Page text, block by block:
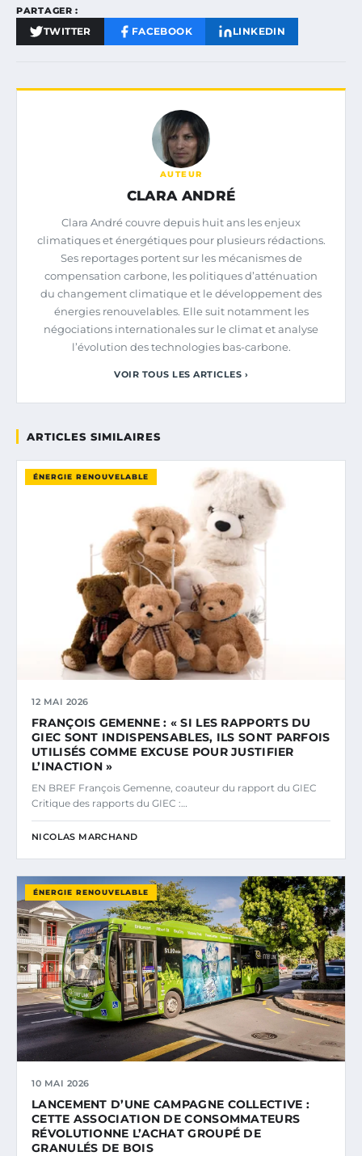
PARTAGER :
TWITTER FACEBOOK LINKEDIN
AUTEUR
CLARA ANDRÉ
Clara André couvre depuis huit ans les enjeux
climatiques et énergétiques pour plusieurs rédactions.
Ses reportages portent sur les mécanismes de
compensation carbone, les politiques d’atténuation
du changement climatique et le développement des
énergies renouvelables. Elle suit notamment les
négociations internationales sur le climat et analyse
l’évolution des technologies bas-carbone.
VOIR TOUS LES ARTICLES ›
ARTICLES SIMILAIRES
ÉNERGIE RENOUVELABLE
12 MAI 2026
FRANÇOIS GEMENNE : « SI LES RAPPORTS DU
GIEC SONT INDISPENSABLES, ILS SONT PARFOIS
UTILISÉS COMME EXCUSE POUR JUSTIFIER
L’INACTION »
EN BREF François Gemenne, coauteur du rapport du GIEC
Critique des rapports du GIEC :…
NICOLAS MARCHAND
ÉNERGIE RENOUVELABLE
10 MAI 2026
LANCEMENT D’UNE CAMPAGNE COLLECTIVE :
CETTE ASSOCIATION DE CONSOMMATEURS
RÉVOLUTIONNE L’ACHAT GROUPÉ DE
GRANULÉS DE BOIS